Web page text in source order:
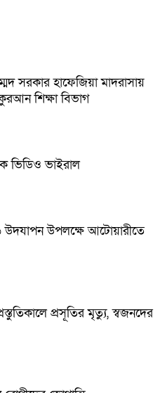
সরকার হাফেজিয়া মাদরাসায়
শিক্ষা বিভাগ
ভিডিও ভাইরাল
উপলক্ষে আটোয়ারীতে
প্রসূতির মৃত্যু, স্বজনদের